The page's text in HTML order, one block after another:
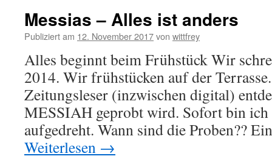
Messias – Alles ist anders
Publiziert am 12. November 2017von wittfrey
Alles beginnt beim Frühstück Wir
2014. Wir frühstücken auf der
Zeitungsleser (inzwischen digital)
MESSIAH geprobt wird. Sofort bin
aufgedreht. Wann sind die Proben??
Weiterlesen →